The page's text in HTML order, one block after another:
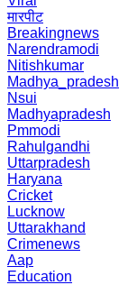
मारपीट
Breakingnews
Narendramodi
Nitishkumar
Madhya_pradesh
Nsui
Madhyapradesh
Pmmodi
Rahulgandhi
Uttarpradesh
Haryana
Cricket
Lucknow
Uttarakhand
Crimenews
Aap
Education